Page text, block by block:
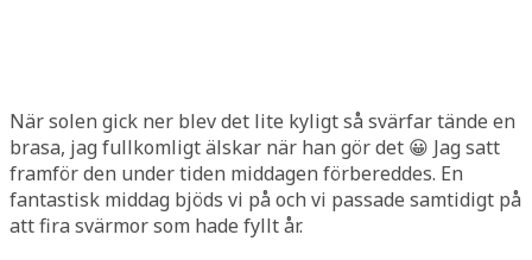
När solen gick ner blev det lite kyligt så svärfar tände en
brasa, jag fullkomligt älskar när han gör det 😀 Jag satt
framför den under tiden middagen förbereddes. En
fantastisk middag bjöds vi på och vi passade samtidigt på
att fira svärmor som hade fyllt år.